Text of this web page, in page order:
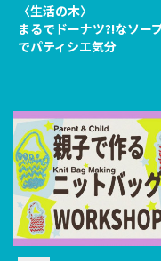
〈生活の木〉
まるでドーナツ?!なソー
でパティシエ気分